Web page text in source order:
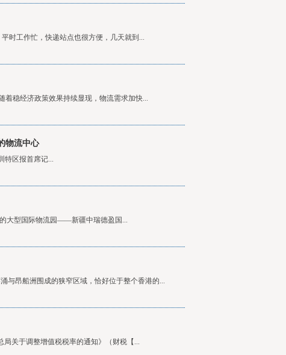
时工作忙，快递站点也很方便，几天就到...
着稳经济政策效果持续显现，物流需求加快...
物流中心
特区报首席记...
的大型国际物流园——新疆中瑞德盈国...
与昂船洲围成的狭窄区域，恰好位于整个香港的...
关于调整增值税税率的通知》（财税【...